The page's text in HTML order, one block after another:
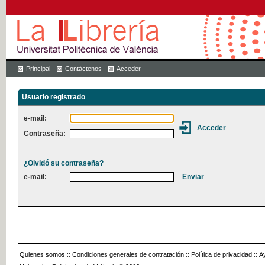
Principal Contáctenos Acceder
Usuario registrado
e-mail:
Contraseña:
¿Olvidó su contraseña?
e-mail:
Quienes somos :: Condiciones generales de contratación :: Política de privacidad ::